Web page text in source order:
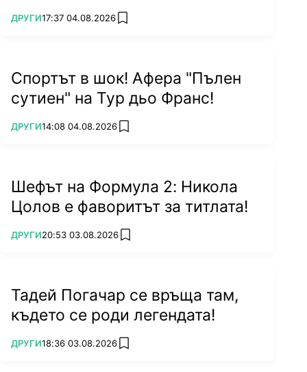
ПОВЕЧЕ ОТ
ДРУГИ17:37 04.08.2026 add favorites
Спортът в шок! Афера "Пълен
сутиен" на Тур дьо Франс!
ПОВЕЧЕ ОТ
ДРУГИ14:08 04.08.2026 add favorites
Шефът на Формула 2: Никола
Цолов е фаворитът за титлата!
ПОВЕЧЕ ОТ
ДРУГИ20:53 03.08.2026 add favorites
Тадей Погачар се връща там,
където се роди легендата!
ПОВЕЧЕ ОТ
ДРУГИ18:36 03.08.2026 add favorites